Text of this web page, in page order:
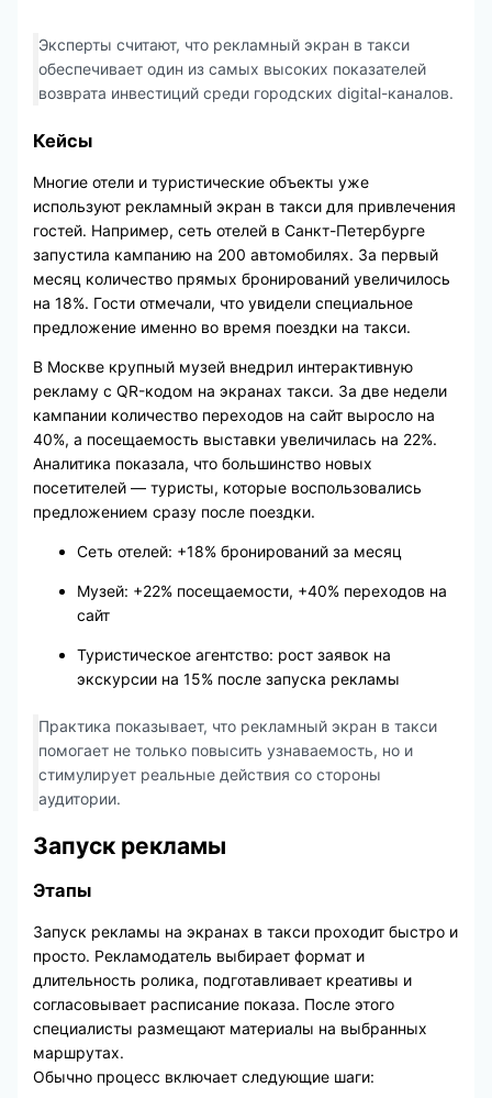
Эксперты считают, что рекламный экран в такси
обеспечивает один из самых высоких показателей
возврата инвестиций среди городских digital-каналов.
Кейсы
Многие отели и туристические объекты уже
используют рекламный экран в такси для привлечения
гостей. Например, сеть отелей в Санкт-Петербурге
запустила кампанию на 200 автомобилях. За первый
месяц количество прямых бронирований увеличилось
на 18%. Гости отмечали, что увидели специальное
предложение именно во время поездки на такси.
В Москве крупный музей внедрил интерактивную
рекламу с QR-кодом на экранах такси. За две недели
кампании количество переходов на сайт выросло на
40%, а посещаемость выставки увеличилась на 22%.
Аналитика показала, что большинство новых
посетителей — туристы, которые воспользовались
предложением сразу после поездки.
Сеть отелей: +18% бронирований за месяц
Музей: +22% посещаемости, +40% переходов на
сайт
Туристическое агентство: рост заявок на
экскурсии на 15% после запуска рекламы
Практика показывает, что рекламный экран в такси
помогает не только повысить узнаваемость, но и
стимулирует реальные действия со стороны
аудитории.
Запуск рекламы
Этапы
Запуск рекламы на экранах в такси проходит быстро и
просто. Рекламодатель выбирает формат и
длительность ролика, подготавливает креативы и
согласовывает расписание показа. После этого
специалисты размещают материалы на выбранных
маршрутах.
Обычно процесс включает следующие шаги: